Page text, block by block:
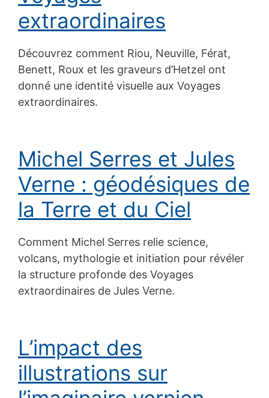
extraordinaires
Découvrez comment Riou, Neuville, Férat,
Benett, Roux et les graveurs d’Hetzel ont
donné une identité visuelle aux Voyages
extraordinaires.
Michel Serres et Jules
Verne : géodésiques de
la Terre et du Ciel
Comment Michel Serres relie science,
volcans, mythologie et initiation pour révéler
la structure profonde des Voyages
extraordinaires de Jules Verne.
L’impact des
illustrations sur